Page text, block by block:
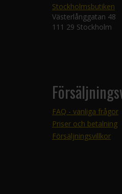
Stockholmsbutiken
Västerlånggatan 48
111 29 Stockholm
FAQ - vanliga frågor
Priser och betalning
Försäljningsvillkor